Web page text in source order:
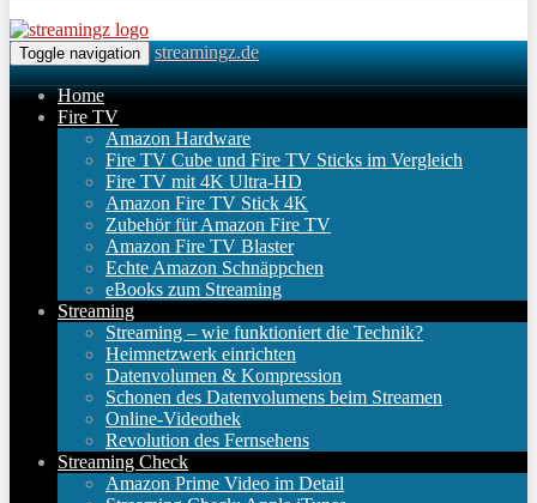
Toggle navigation streamingz.de
Home
Fire TV
Amazon Hardware
Fire TV Cube und Fire TV Sticks im Vergleich
Fire TV mit 4K Ultra-HD
Amazon Fire TV Stick 4K
Zubehör für Amazon Fire TV
Amazon Fire TV Blaster
Echte Amazon Schnäppchen
eBooks zum Streaming
Streaming
Streaming – wie funktioniert die Technik?
Heimnetzwerk einrichten
Datenvolumen & Kompression
Schonen des Datenvolumens beim Streamen
Online-Videothek
Revolution des Fernsehens
Streaming Check
Amazon Prime Video im Detail